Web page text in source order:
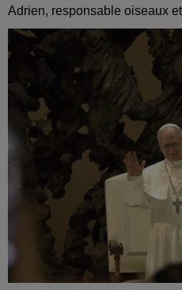
Adrien, responsable oiseaux